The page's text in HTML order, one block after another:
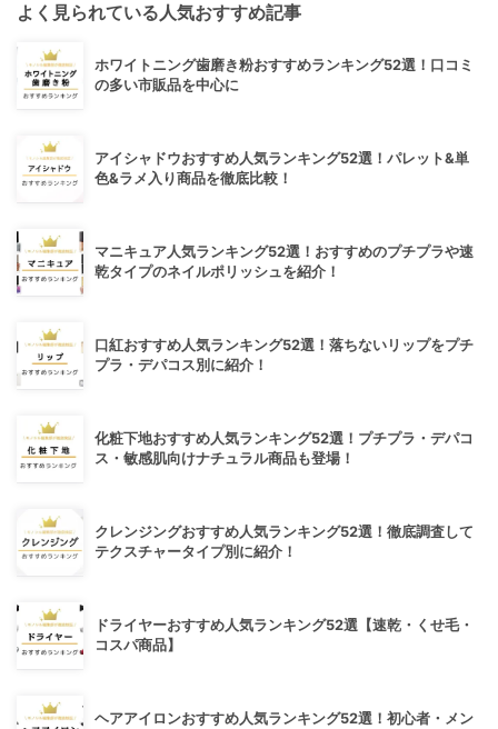
よく見られている人気おすすめ記事
ホワイトニング歯磨き粉おすすめランキング52選！口コミ
の多い市販品を中心に
アイシャドウおすすめ人気ランキング52選！パレット&単
色&ラメ入り商品を徹底比較！
マニキュア人気ランキング52選！おすすめのプチプラや速
乾タイプのネイルポリッシュを紹介！
口紅おすすめ人気ランキング52選！落ちないリップをプチ
プラ・デパコス別に紹介！
化粧下地おすすめ人気ランキング52選！プチプラ・デパコ
ス・敏感肌向けナチュラル商品も登場！
クレンジングおすすめ人気ランキング52選！徹底調査して
テクスチャータイプ別に紹介！
ドライヤーおすすめ人気ランキング52選【速乾・くせ毛・
コスパ商品】
ヘアアイロンおすすめ人気ランキング52選！初心者・メン